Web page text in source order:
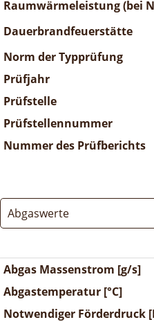
Raumwärmeleistung (bei
Dauerbrandfeuerstätte
Norm der Typprüfung
Prüfjahr
Prüfstelle
Prüfstellennummer
Nummer des Prüfberichts
Abgaswerte
Abgas Massenstrom [g/s]
Abgastemperatur [°C]
Notwendiger Förderdruck